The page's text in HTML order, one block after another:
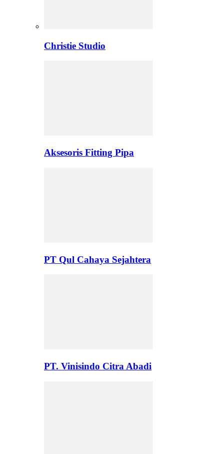
Christie Studio
Aksesoris Fitting Pipa
PT Qul Cahaya Sejahtera
PT. Vinisindo Citra Abadi